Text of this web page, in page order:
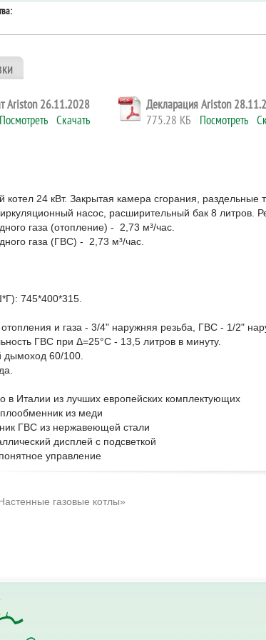
Ariston 26.11.2028
Посмотреть Скачать
Декларация Ariston
775.28 КБ Посмотреть
котел 24 кВт. Закрытая камера сгорания, раздельные
насос, расширительный бак 8 литров.
газа (отопление) - 2,73 м³/час.
газа (ГВС) - 2,73 м³/час.
745*400*315.
и газа - 3/4" наружняя резьба, ГВС - 1/2"
ГВС при Δ=25°С - 13,5 литров в минуту.
дымоход 60/100.
в Италии из лучших европейских комплектующих
из меди
ГВС из нержавеющей стали
дисплей с подсветкой
управление
газовые котлы»